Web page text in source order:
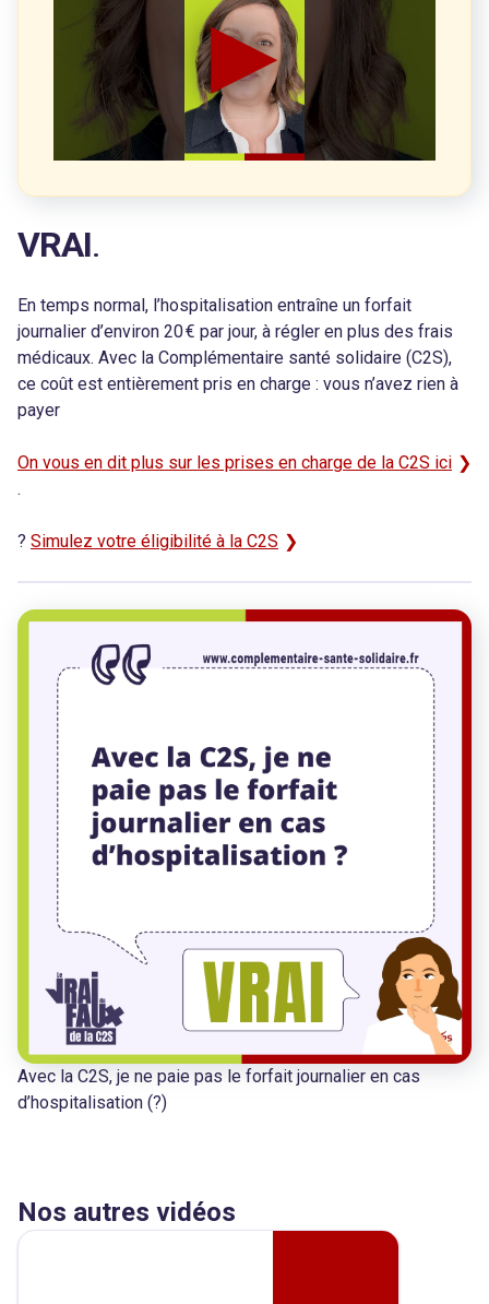
VRAI.
En temps normal, l’hospitalisation entraîne un forfait
journalier d’environ 20 € par jour, à régler en plus des frais
médicaux. Avec la Complémentaire santé solidaire (C2S),
ce coût est entièrement pris en charge : vous n’avez rien à
payer
On vous en dit plus sur les prises en charge de la C2S ici
.
? Simulez votre éligibilité à la C2S
Avec la C2S, je ne paie pas le forfait journalier en cas
d’hospitalisation (?)
Nos autres vidéos